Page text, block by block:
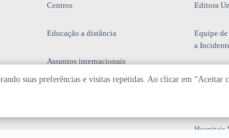
Centros
Educação a distância
Assuntos internacionais
Editora
Equipe de
a
Hospitais
suas preferências e visitas repetidas. Ao clicar em “Aceitar